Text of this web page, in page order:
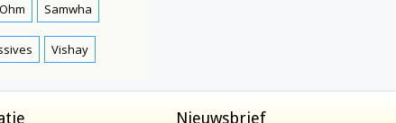
Samwha
Vishay
Nieuwsbrief